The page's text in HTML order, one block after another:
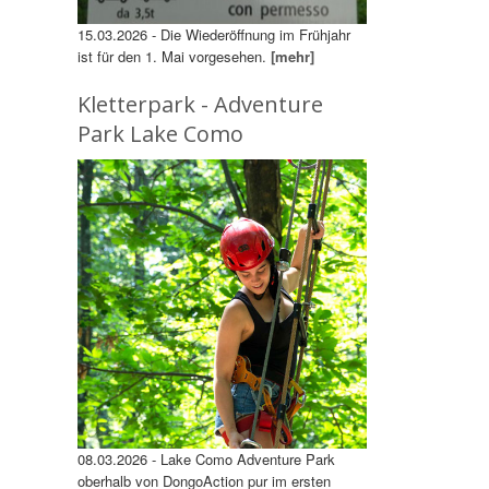
15.03.2026 - Die Wiederöffnung im Frühjahr
ist für den 1. Mai vorgesehen. [mehr]
Kletterpark - Adventure
Park Lake Como
08.03.2026 - Lake Como Adventure Park
oberhalb von DongoAction pur im ersten